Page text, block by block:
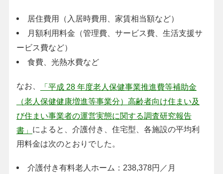
居住費用（入居時費用、家賃相当額など）
月額利用料金（管理費、サービス費、生活支援サ
ービス費など）
食費、光熱水費など
なお、
「平成 28 年度老人保健事業推進費等補助金
（老人保健健康増進等事業分）高齢者向け住まい及
び住まい事業者の運営実態に関する調査研究報告
書」 によると、介護付き、住宅型、各施設の平均利
用料金は次のとおりでした。
介護付き有料老人ホーム：238,378円／月